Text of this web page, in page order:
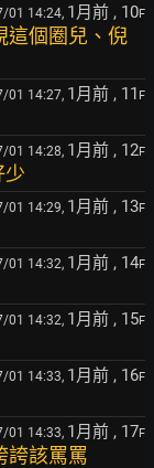
01 14:24, 1月前 , 10F
這個圈兒、倪
01 14:27, 1月前 , 11 F
01 14:28, 1月前 , 12F
少
01 14:29, 1月前 , 13F
01 14:32, 1月前 , 14F
01 14:32, 1月前 , 15F
01 14:33, 1月前 , 16F
01 14:33, 1月前 , 17F
誇該罵罵